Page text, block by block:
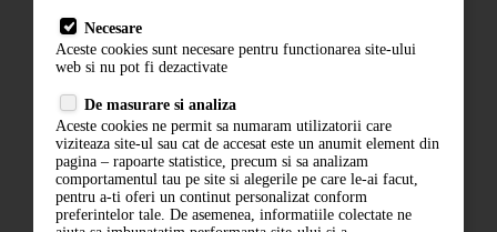
Termeni si conditii
Politica de confidentialitate
ANPC
Necesare
Aceste cookies sunt necesare pentru functionarea site-ului
web si nu pot fi dezactivate
De masurare si analiza
Aceste cookies ne permit sa numaram utilizatorii care
viziteaza site-ul sau cat de accesat este un anumit element din
pagina – rapoarte statistice, precum si sa analizam
comportamentul tau pe site si alegerile pe care le-ai facut,
pentru a-ti oferi un continut personalizat conform
preferintelor tale. De asemenea, informatiile colectate ne